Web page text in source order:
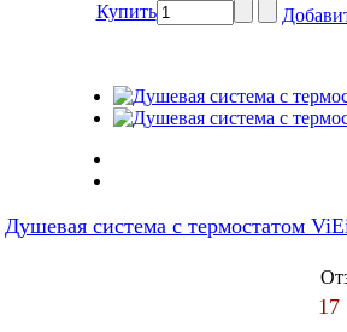
Купить
Душевая система с термостатом
17